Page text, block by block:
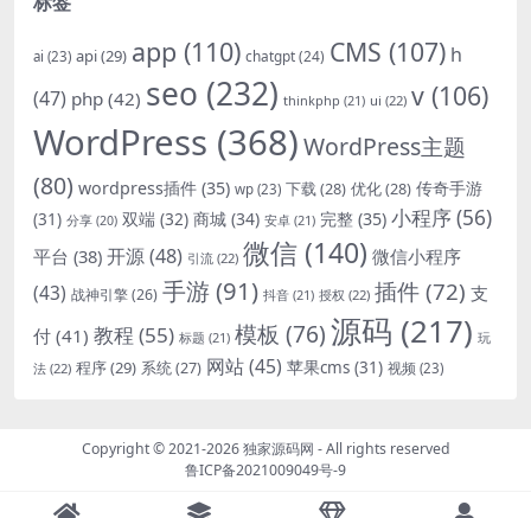
ai (23) api(29) app (110) chatgpt(24) CMS (107) h
(47) php (42) seo (232) thinkphp (21) ui (22) v (106)
WordPress (368)WordPress主题
(80) wordpress插件 (35) wp (23) 下载(28) 优化(28) 传奇手游
(31) 分享 (20) 双端 (32) 商城 (34) 安卓 (21) 完整 (35) 小程序(56)
平台 (38) 开源(48) 引流 (22) 微信 (140) 微信小程序
(43) 战神引擎(26) 手游(91) 抖音 (21) 授权 (22) 插件 (72) 支
付 (41) 教程 (55) 标题 (21) 模板 (76)源码 (217) 玩
法 (22) 程序(29) 系统(27) 网站(45) 苹果cms (31) 视频 (23)
Copyright © 2021-2026独家源码网 - All rights reserved
鲁ICP备2021009049号-9